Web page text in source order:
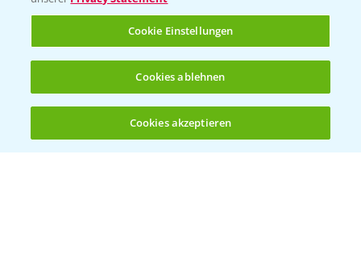
Standortreport Rommerskirchen - Vorteile
des Fungizideinsatzes in der Gerste
23.03.2026
(noch 4)
Cookie Einstellungen
Cookies ablehnen
Cookies akzeptieren